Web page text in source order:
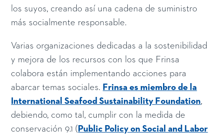
los suyos, creando así una cadena de suministro
más socialmente responsable.
Varias organizaciones dedicadas a la sostenibilidad
y mejora de los recursos con los que Frinsa
colabora están implementando acciones para
abarcar temas sociales. Frinsa es miembro de la
International Seafood Sustainability Foundation,
debiendo, como tal, cumplir con la medida de
conservación 9.1 ( Public Policy on Social and Labor